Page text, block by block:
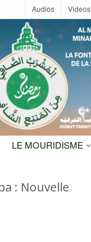
Audios Videos
LE MOURIDISME
: Nouvelle